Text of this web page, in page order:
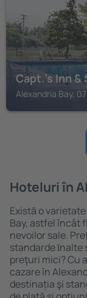
Capt.'s Inn &
Alexandria Bay,
Hoteluri în
Există o
Bay, astfel încât
nevoilor sale.
standarde ȋnalte
preţuri mici? Cu
cazare în
destinația şi